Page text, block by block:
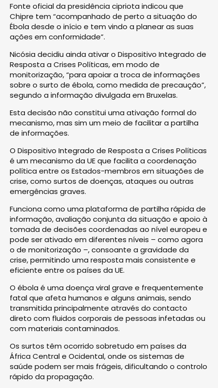
Fonte oficial da presidência cipriota indicou que
Chipre tem “acompanhado de perto a situação do
Ébola desde o início e tem vindo a planear as suas
ações em conformidade”.
Nicósia decidiu ainda ativar o Dispositivo Integrado de
Resposta a Crises Políticas, em modo de
monitorização, “para apoiar a troca de informações
sobre o surto de ébola, como medida de precaução”,
segundo a informação divulgada em Bruxelas.
Esta decisão não constitui uma ativação formal do
mecanismo, mas sim um meio de facilitar a partilha
de informações.
O Dispositivo Integrado de Resposta a Crises Políticas
é um mecanismo da UE que facilita a coordenação
política entre os Estados-membros em situações de
crise, como surtos de doenças, ataques ou outras
emergências graves.
Funciona como uma plataforma de partilha rápida de
informação, avaliação conjunta da situação e apoio à
tomada de decisões coordenadas ao nível europeu e
pode ser ativado em diferentes níveis – como agora
o de monitorização –, consoante a gravidade da
crise, permitindo uma resposta mais consistente e
eficiente entre os países da UE.
O ébola é uma doença viral grave e frequentemente
fatal que afeta humanos e alguns animais, sendo
transmitida principalmente através do contacto
direto com fluidos corporais de pessoas infetadas ou
com materiais contaminados.
Os surtos têm ocorrido sobretudo em países da
África Central e Ocidental, onde os sistemas de
saúde podem ser mais frágeis, dificultando o controlo
rápido da propagação.